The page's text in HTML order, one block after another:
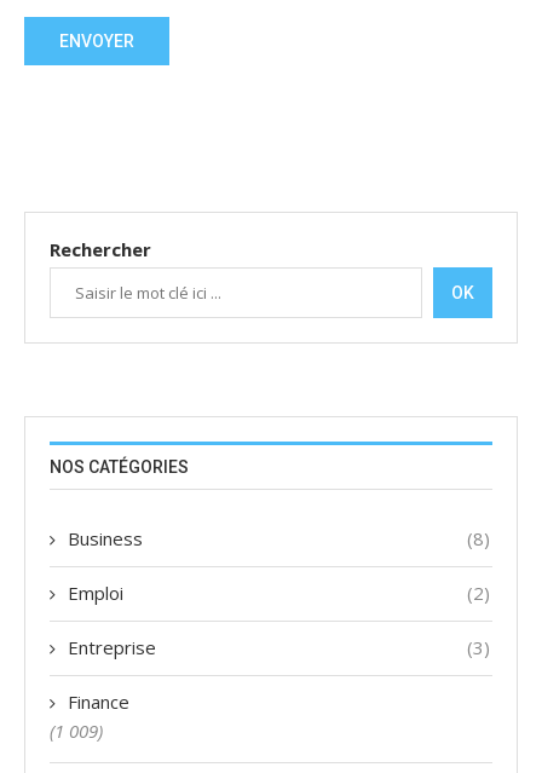
Rechercher
OK
NOS CATÉGORIES
Business (8)
Emploi (2)
Entreprise (3)
Finance
(1 009)